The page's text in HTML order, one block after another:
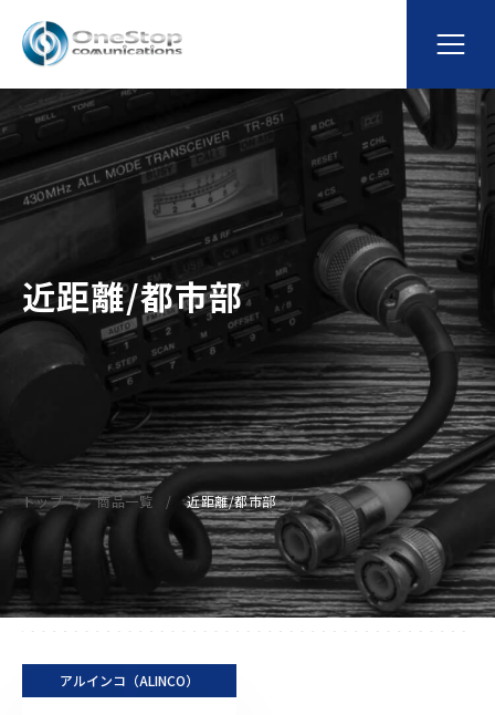
近距離/都市部
トップ 商品一覧 近距離/都市部
アルインコ（ALINCO）